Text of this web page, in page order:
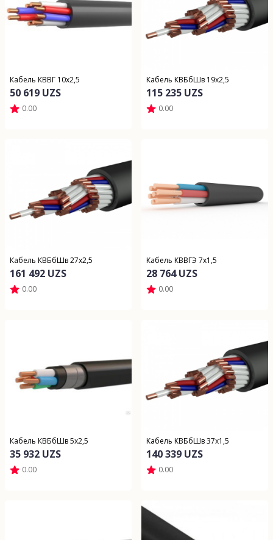
Кабель КВВГ 10х2,5
50 619 UZS
0.00
Кабель КВБбШв 19х2,5
115 235 UZS
0.00
Кабель КВБбШв 27х2,5
161 492 UZS
0.00
Кабель КВВГЭ 7х1,5
28 764 UZS
0.00
Кабель КВБбШв 5х2,5
35 932 UZS
0.00
Кабель КВБбШв 37х1,5
140 339 UZS
0.00